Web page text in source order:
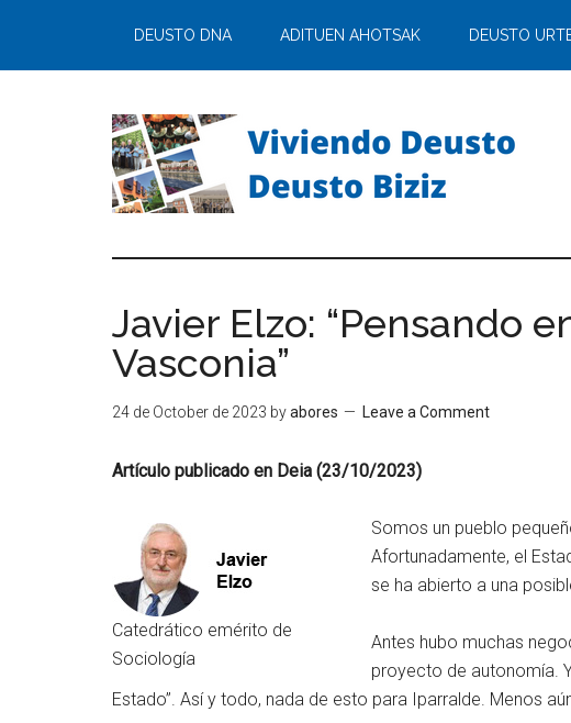
DEUSTO DNA ADITUEN AHOTSAK DEUSTO
Javier Elzo: “Pensando
Vasconia”
24 de October de 2023 byabores Leave a Comment
Artículo publicado en Deia (23/10/2023)
Catedrático emérito de
Sociología
Somos un pueblo
Afortunadamente, el
se ha abierto a una
Antes hubo muchas
proyecto de autonomía.
Estado”. Así y todo, nada de esto para Iparralde. Menos